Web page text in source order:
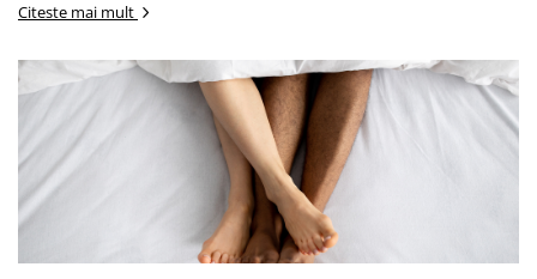
Citeste mai mult